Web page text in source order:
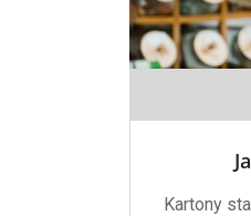
Kartony